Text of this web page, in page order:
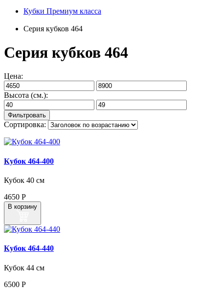
Кубки Премиум класса
Серия кубков 464
Серия кубков 464
Цена:
Высота (см.):
Сортировка:
Кубок 464‑400
Кубок 40 см
4650 Р
В корзину
Кубок 464‑440
Кубок 44 см
6500 Р